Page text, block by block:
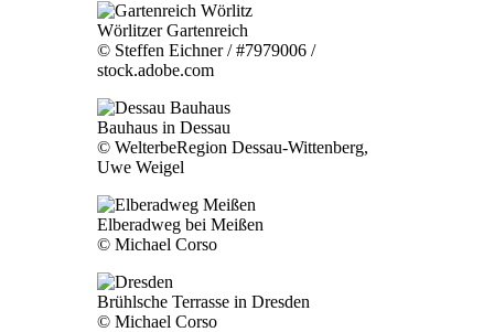
Wörlitzer Gartenreich
© Steffen Eichner / #7979006 /
stock.adobe.com
Bauhaus in Dessau
© WelterbeRegion Dessau-Wittenberg,
Uwe Weigel
Elberadweg bei Meißen
© Michael Corso
Brühlsche Terrasse in Dresden
© Michael Corso